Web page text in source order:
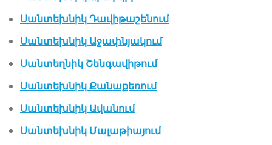
Սանտեխնիկ Դավիթաշենում
Սանտեխնիկ Աջափնյակում
Սանտեղնիկ Շենգավիթում
Սանտեխնիկ Քանաքեռում
Սանտեխնիկ Ավանում
Սանտեխնիկ Մալաթիայում